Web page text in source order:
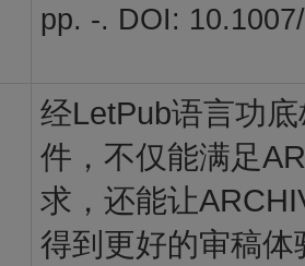
pp. -. DOI:
经LetPub语言功
件，不仅能满足
求，还能让
得到更好的审稿